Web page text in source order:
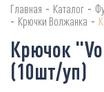
Главная - Каталог -
- Крючки Волжанка -
Крючок
(10шт/уп)